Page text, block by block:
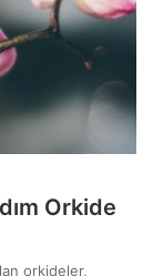
Orkide
orkideler,